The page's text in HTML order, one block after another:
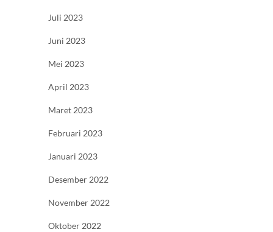
Juli 2023
Juni 2023
Mei 2023
April 2023
Maret 2023
Februari 2023
Januari 2023
Desember 2022
November 2022
Oktober 2022